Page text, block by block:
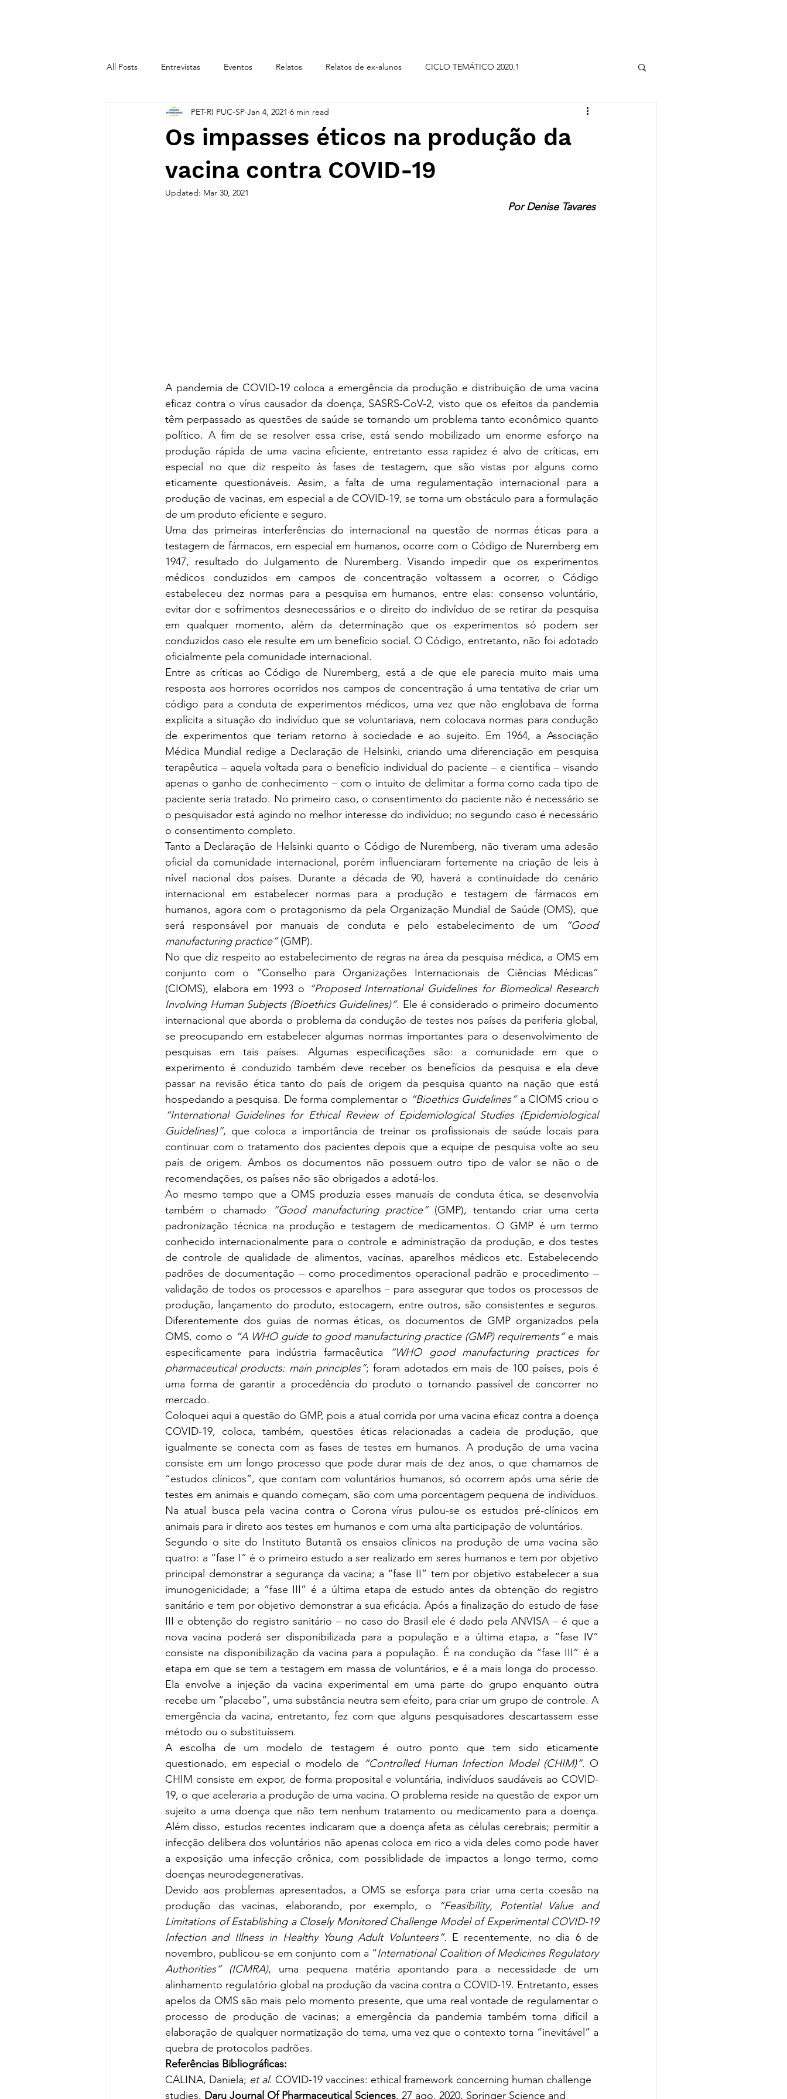
All Posts Entrevistas Eventos Relatos Relatos de ex-alunos CICLO TEMÁTICO 2020.1
CICLO TEMÁTICO 2020.2 CICLO TEMÁTICO 2019.2
Os impasses éticos na produção da
vacina contra COVID-19
PET-RI PUC-SP Jan 4, 2021 6 min read
Updated: Mar 30, 2021
Por Denise Tavares
A pandemia de COVID-19 coloca a emergência da produção e distribuição de uma vacina
eficaz contra o vírus causador da doença, SASRS-CoV-2, visto que os efeitos da pandemia
têm perpassado as questões de saúde se tornando um problema tanto econômico quanto
político. A fim de se resolver essa crise, está sendo mobilizado um enorme esforço na
produção rápida de uma vacina eficiente, entretanto essa rapidez é alvo de críticas, em
especial no que diz respeito às fases de testagem, que são vistas por alguns como
eticamente questionáveis. Assim, a falta de uma regulamentação internacional para a
produção de vacinas, em especial a de COVID-19, se torna um obstáculo para a formulação
de um produto eficiente e seguro.
Uma das primeiras interferências do internacional na questão de normas éticas para a
testagem de fármacos, em especial em humanos, ocorre com o Código de Nuremberg em
1947, resultado do Julgamento de Nuremberg. Visando impedir que os experimentos
médicos conduzidos em campos de concentração voltassem a ocorrer, o Código
estabeleceu dez normas para a pesquisa em humanos, entre elas: consenso voluntário,
evitar dor e sofrimentos desnecessários e o direito do indivíduo de se retirar da pesquisa
em qualquer momento, além da determinação que os experimentos só podem ser
conduzidos caso ele resulte em um benefício social. O Código, entretanto, não foi adotado
oficialmente pela comunidade internacional.
Entre as críticas ao Código de Nuremberg, está a de que ele parecia muito mais uma
resposta aos horrores ocorridos nos campos de concentração á uma tentativa de criar um
código para a conduta de experimentos médicos, uma vez que não englobava de forma
explícita a situação do indivíduo que se voluntariava, nem colocava normas para condução
de experimentos que teriam retorno à sociedade e ao sujeito. Em 1964, a Associação
Médica Mundial redige a Declaração de Helsinki, criando uma diferenciação em pesquisa
terapêutica – aquela voltada para o benefício individual do paciente – e cientifica – visando
apenas o ganho de conhecimento – com o intuito de delimitar a forma como cada tipo de
paciente seria tratado. No primeiro caso, o consentimento do paciente não é necessário se
o pesquisador está agindo no melhor interesse do indivíduo; no segundo caso é necessário
o consentimento completo.
Tanto a Declaração de Helsinki quanto o Código de Nuremberg, não tiveram uma adesão
oficial da comunidade internacional, porém influenciaram fortemente na criação de leis à
nível nacional dos países. Durante a década de 90, haverá a continuidade do cenário
internacional em estabelecer normas para a produção e testagem de fármacos em
humanos, agora com o protagonismo da pela Organização Mundial de Saúde (OMS), que
será responsável por manuais de conduta e pelo estabelecimento de um
“Good
manufacturing practice” (GMP).
No que diz respeito ao estabelecimento de regras na área da pesquisa médica, a OMS em
conjunto com o “Conselho para Organizações Internacionais de Ciências Médicas”
(CIOMS), elabora em 1993 o “Proposed International Guidelines for Biomedical Research
Involving Human Subjects (Bioethics Guidelines)”. Ele é considerado o primeiro documento
internacional que aborda o problema da condução de testes nos países da periferia global,
se preocupando em estabelecer algumas normas importantes para o desenvolvimento de
pesquisas em tais países. Algumas especificações são: a comunidade em que o
experimento é conduzido também deve receber os benefícios da pesquisa e ela deve
passar na revisão ética tanto do país de origem da pesquisa quanto na nação que está
hospedando a pesquisa. De forma complementar o “Bioethics Guidelines”
“International Guidelines for Ethical Review of Epidemiological Studies (Epidemiological
Guidelines)”, que coloca a importância de treinar os profissionais de saúde locais para
continuar com o tratamento dos pacientes depois que a equipe de pesquisa volte ao seu
país de origem. Ambos os documentos não possuem outro tipo de valor se não o de
recomendações, os países não são obrigados a adotá-los.
Ao mesmo tempo que a OMS produzia esses manuais de conduta ética, se desenvolvia
também o chamado
“Good manufacturing practice” (GMP), tentando criar uma certa
padronização técnica na produção e testagem de medicamentos. O GMP é um termo
conhecido internacionalmente para o controle e administração da produção, e dos testes
de controle de qualidade de alimentos, vacinas, aparelhos médicos etc. Estabelecendo
padrões de documentação – como procedimentos operacional padrão e procedimento –
validação de todos os processos e aparelhos – para assegurar que todos os processos de
produção, lançamento do produto, estocagem, entre outros, são consistentes e seguros.
Diferentemente dos guias de normas éticas, os documentos de GMP organizados pela
OMS, como o “A WHO guide to good manufacturing practice (GMP) requirements” e mais
especificamente para indústria farmacêutica
“WHO good manufacturing practices for
pharmaceutical products: main principles”; foram adotados em mais de 100 países, pois é
uma forma de garantir a procedência do produto o tornando passível de concorrer no
mercado.
Coloquei aqui a questão do GMP, pois a atual corrida por uma vacina eficaz contra a doença
COVID-19, coloca, também, questões éticas relacionadas a cadeia de produção, que
igualmente se conecta com as fases de testes em humanos. A produção de uma vacina
consiste em um longo processo que pode durar mais de dez anos, o que chamamos de
“estudos clínicos”, que contam com voluntários humanos, só ocorrem após uma série de
testes em animais e quando começam, são com uma porcentagem pequena de indivíduos.
Na atual busca pela vacina contra o Corona vírus pulou-se os estudos pré-clínicos em
animais para ir direto aos testes em humanos e com uma alta participação de voluntários.
Segundo o site do Instituto Butantã os ensaios clínicos na produção de uma vacina são
quatro: a “fase I” é o primeiro estudo a ser realizado em seres humanos e tem por objetivo
principal demonstrar a segurança da vacina; a “fase II” tem por objetivo estabelecer a sua
imunogenicidade; a “fase III” é a última etapa de estudo antes da obtenção do registro
sanitário e tem por objetivo demonstrar a sua eficácia. Após a finalização do estudo de fase
III e obtenção do registro sanitário – no caso do Brasil ele é dado pela ANVISA – é que a
nova vacina poderá ser disponibilizada para a população e a última etapa, a “fase IV”
consiste na disponibilização da vacina para a população. É na condução da “fase III” é a
etapa em que se tem a testagem em massa de voluntários, e é a mais longa do processo.
Ela envolve a injeção da vacina experimental em uma parte do grupo enquanto outra
recebe um “placebo”, uma substância neutra sem efeito, para criar um grupo de controle. A
emergência da vacina, entretanto, fez com que alguns pesquisadores descartassem esse
método ou o substituíssem.
A escolha de um modelo de testagem é outro ponto que tem sido eticamente
questionado, em especial o modelo de “Controlled Human Infection Model (CHIM)”. O
CHIM consiste em expor, de forma proposital e voluntária, indivíduos saudáveis ao COVID-
19, o que aceleraria a produção de uma vacina. O problema reside na questão de expor um
sujeito a uma doença que não tem nenhum tratamento ou medicamento para a doença.
Além disso, estudos recentes indicaram que a doença afeta as células cerebrais; permitir a
infecção delibera dos voluntários não apenas coloca em rico a vida deles como pode haver
a exposição uma infecção crônica, com possiblidade de impactos a longo termo, como
doenças neurodegenerativas.
Devido aos problemas apresentados, a OMS se esforça para criar uma certa coesão na
produção das vacinas, elaborando, por exemplo, o
“Feasibility, Potential Value and
Limitations of Establishing a Closely Monitored Challenge Model of Experimental COVID-19
Infection and Illness in Healthy Young Adult Volunteers”. E recentemente, no dia 6 de
novembro, publicou-se em conjunto com a “International Coalition of Medicines Regulatory
Authorities” (ICMRA), uma pequena matéria apontando para a necessidade de um
alinhamento regulatório global na produção da vacina contra o COVID-19. Entretanto, esses
apelos da OMS são mais pelo momento presente, que uma real vontade de regulamentar o
processo de produção de vacinas; a emergência da pandemia também torna difícil a
elaboração de qualquer normatização do tema, uma vez que o contexto torna “inevitável” a
quebra de protocolos padrões.
Referências Bibliográficas:
CALINA, Daniela; et al. COVID-19 vaccines: ethical framework concerning human challenge
studies. Daru Journal Of Pharmaceutical Sciences, 27 ago. 2020. Springer Science and